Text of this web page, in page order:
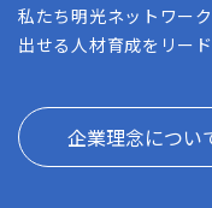
私たち明光ネットワー
出せる人材育成をリード
企業理念につい